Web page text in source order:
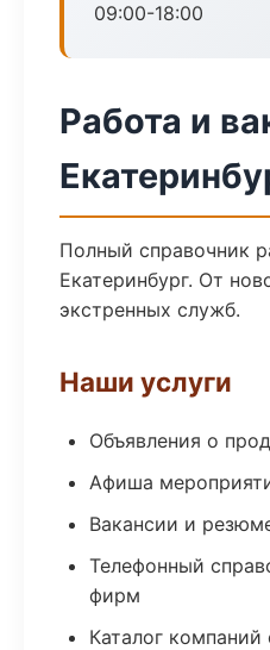
09:00-18:00
Работа и
Полный справочник
Екатеринбург. От
экстренных служб.
Наши услуги
Объявления о
Афиша
Вакансии и
Телефонный
фирм
Каталог